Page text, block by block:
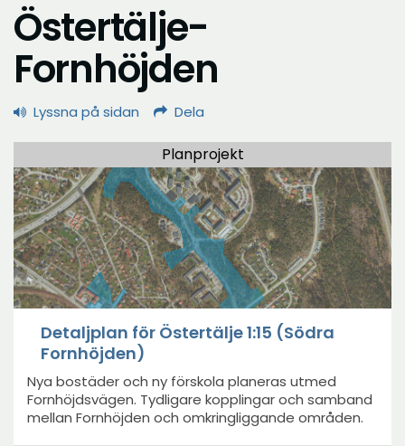
Östertälje-
Fornhöjden
Lyssna på sidan Dela
Planprojekt
Detaljplan för Östertälje 1:15 (Södra
Fornhöjden)
Nya bostäder och ny förskola planeras utmed
Fornhöjdsvägen. Tydligare kopplingar och samband
mellan Fornhöjden och omkringliggande områden.